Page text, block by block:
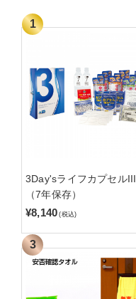
3Day'sライフカプセルIII
（7年保存）
¥8,140 (税込)